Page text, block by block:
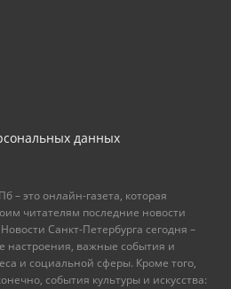
данных
– это онлайн-газета, которая
читателям последние новости
Санкт-Петербурга сегодня –
настроения, важные события и
и социальной сферы. Кроме того,
события культуры и искусства: